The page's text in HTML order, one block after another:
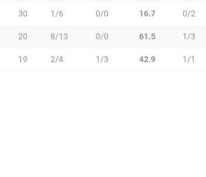
30 1/6 0/0 16.7 0/2
20 8/13 0/0 61.5 1/3
19 2/4 1/3 42.9 1/1